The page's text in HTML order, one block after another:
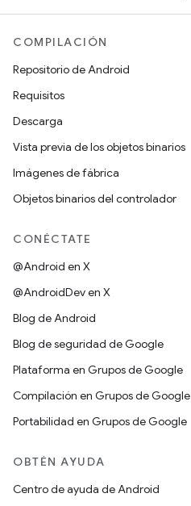
COMPILACIÓN
Repositorio de Android
Requisitos
Descarga
Vista previa de los objetos binarios
Imágenes de fábrica
Objetos binarios del controlador
CONÉCTATE
@Android en X
@AndroidDev en X
Blog de Android
Blog de seguridad de Google
Plataforma en Grupos de Google
Compilación en Grupos de Google
Portabilidad en Grupos de Google
OBTÉN AYUDA
Centro de ayuda de Android